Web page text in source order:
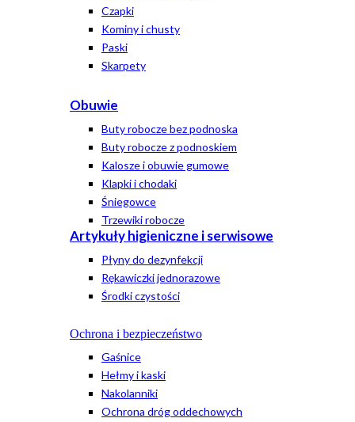
Czapki
Kominy i chusty
Paski
Skarpety
Obuwie
Buty robocze bez podnoska
Buty robocze z podnoskiem
Kalosze i obuwie gumowe
Klapki i chodaki
Śniegowce
Trzewiki robocze
Artykuły higieniczne i serwisowe
Płyny do dezynfekcji
Rękawiczki jednorazowe
Środki czystości
Ochrona i bezpieczeństwo
Gaśnice
Hełmy i kaski
Nakolanniki
Ochrona dróg oddechowych